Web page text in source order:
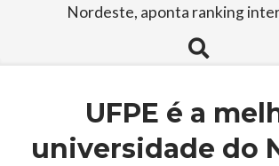
Nordeste, aponta ranking
Search
UFPE é a
universidade do